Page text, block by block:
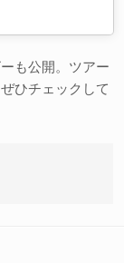
も公開。ツアー
ひチェックして